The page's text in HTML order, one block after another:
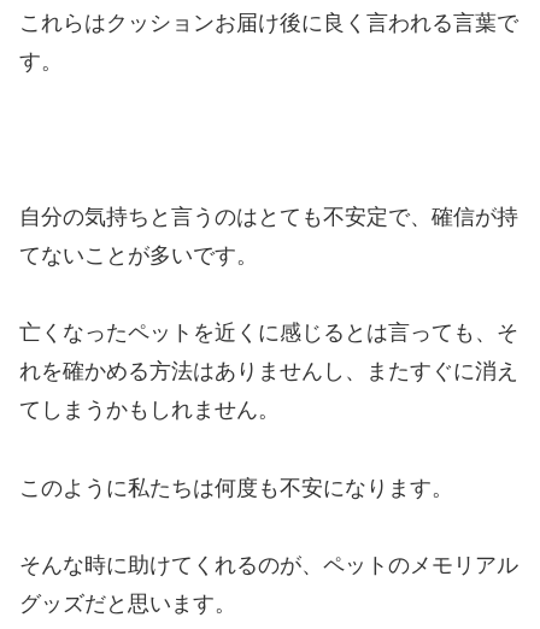
これらはクッションお届け後に良く言われる言葉で
す。
自分の気持ちと言うのはとても不安定で、確信が持
てないことが多いです。
亡くなったペットを近くに感じるとは言っても、そ
れを確かめる方法はありませんし、またすぐに消え
てしまうかもしれません。
このように私たちは何度も不安になります。
そんな時に助けてくれるのが、ペットのメモリアル
グッズだと思います。